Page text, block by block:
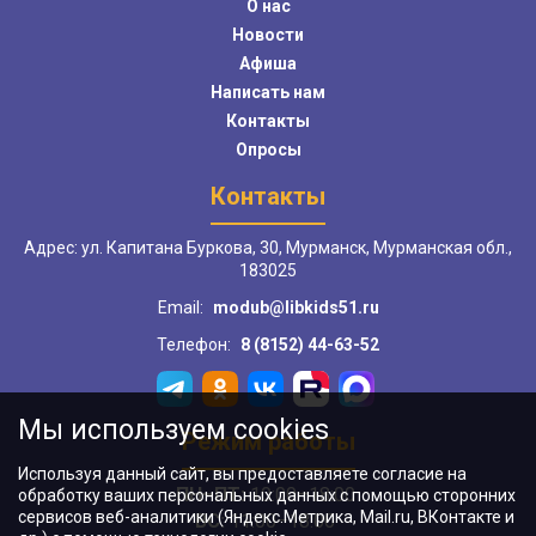
О нас
Новости
Афиша
Написать нам
Контакты
Опросы
Контакты
Адрес: ул. Капитана Буркова, 30, Мурманск, Мурманская обл.,
183025
Email:
modub@libkids51.ru
Телефон:
8 (8152) 44-63-52
Режим работы
ПН–ПТ:10:00–18:00
ВС:11:00–18:00
Мы используем cookies
Используя данный сайт, вы предоставляете согласие на
обработку ваших персональных данных с помощью сторонних
сервисов веб-аналитики (Яндекс.Метрика, Mail.ru, ВКонтакте и